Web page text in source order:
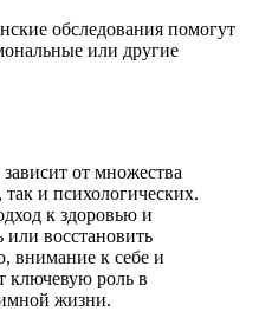
обследования помогут
или другие
от множества
и психологических.
к здоровью и
восстановить
внимание к себе и
ключевую роль в
жизни.